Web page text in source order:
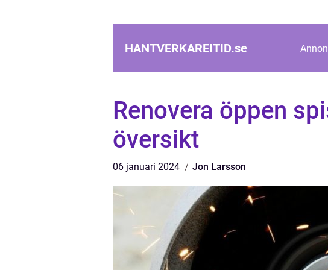
HANTVERKAREITID.se
Renovera öppen
översikt
06 januari 2024 Jon Larsson